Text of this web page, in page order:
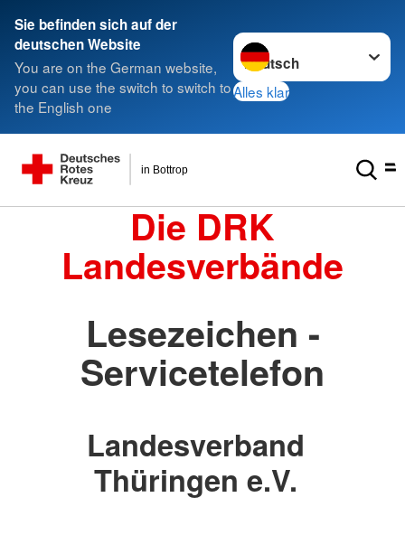
Sie befinden sich auf der
deutschen Website
You are on the German website,
you can use the switch to switch to
the English one
Sprache wechseln zu
Alles klar
in Bottrop
Die DRK
Landesverbände
Lesezeichen -
Servicetelefon
Landesverband
Thüringen e.V.